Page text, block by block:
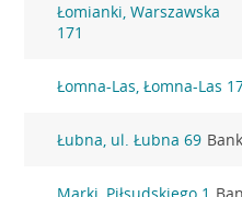
Łomianki, Warszawska
171
Łomna-Las, Łomna-Las
Łubna, ul. Łubna 69